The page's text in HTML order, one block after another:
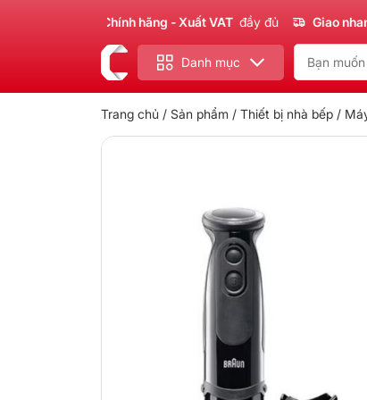
Chính hãng - Xuất VAT đầy đủ Giao nhanh -
Danh mục
Trang chủ / Sản phẩm / Thiết bị nhà bếp/